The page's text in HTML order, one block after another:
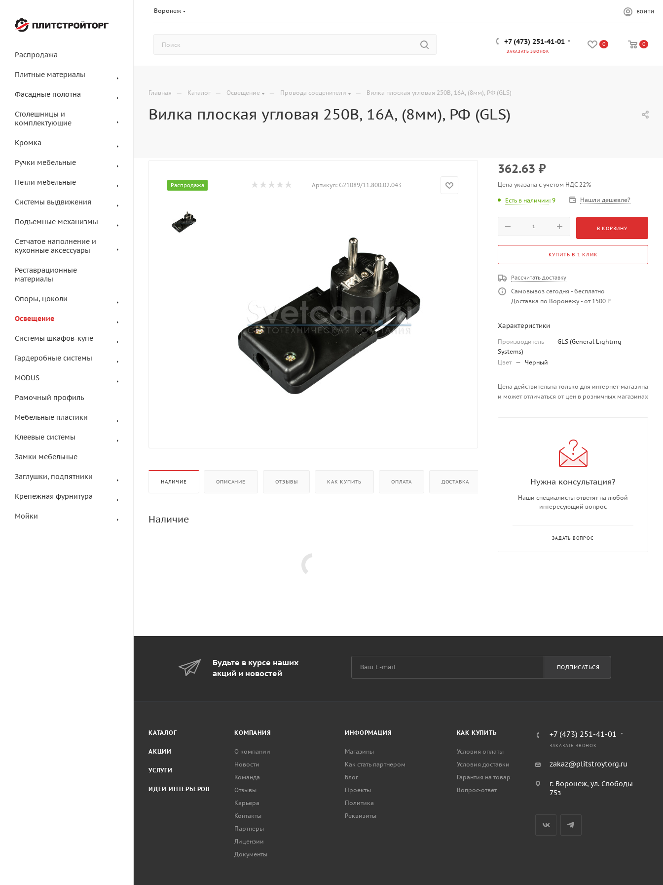
Воронеж ВОЙТИ
+7 (473) 251-41-01
ЗАКАЗАТЬ ЗВОНОК
0 0
Распродажа
Плитные материалы
Фасадные полотна
Столешницы и
комплектующие
Кромка
Ручки мебельные
Петли мебельные
Системы выдвижения
Подъемные механизмы
Сетчатое наполнение и
кухонные аксессуары
Реставрационные
материалы
Опоры, цоколи
Освещение
Системы шкафов-купе
Гардеробные системы
MODUS
Рамочный профиль
Мебельные пластики
Клеевые системы
Замки мебельные
Заглушки, подпятники
Крепежная фурнитура
Мойки
Главная — Каталог — Освещение — Провода соеденители — Вилка плоская угловая 250В, 16А, (8мм), РФ (GLS)
Вилка плоская угловая 250В, 16А, (8мм), РФ (GLS)
Распродажа Артикул: G21089/11.800.02.043
НАЛИЧИЕ ОПИСАНИЕ ОТЗЫВЫ КАК КУПИТЬ ОПЛАТА ДОСТАВКА ДОПОЛНИТЕЛЬНО
Наличие
362.63 ₽
Цена указана с учетом НДС 22%
Есть в наличии: 9 Нашли дешевле?
В КОРЗИНУ
КУПИТЬ В 1 КЛИК
Рассчитать доставку
Самовывоз сегодня - бесплатно
Доставка по Воронежу - от 1500 ₽
Характеристики
Производитель — GLS (General Lighting
Systems)
Цвет — Черный
Цена действительна только для интернет-магазина
и может отличаться от цен в розничных магазинах
Нужна консультация?
Наши специалисты ответят на любой
интересующий вопрос
ЗАДАТЬ ВОПРОС
Будьте в курсе наших
акций и новостей
ПОДПИСАТЬСЯ
КАТАЛОГ
АКЦИИ
УСЛУГИ
ИДЕИ ИНТЕРЬЕРОВ
КОМПАНИЯ
О компании
Новости
Команда
Отзывы
Карьера
Контакты
Партнеры
Лицензии
Документы
ИНФОРМАЦИЯ
Магазины
Как стать партнером
Блог
Проекты
Политика
Реквизиты
КАК КУПИТЬ
Условия оплаты
Условия доставки
Гарантия на товар
Вопрос-ответ
+7 (473) 251-41-01
ЗАКАЗАТЬ ЗВОНОК
zakaz@plitstroytorg.ru
г. Воронеж, ул. Свободы
75з